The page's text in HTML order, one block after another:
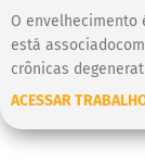
O envelhecimento
está
crônicas
ACESSAR